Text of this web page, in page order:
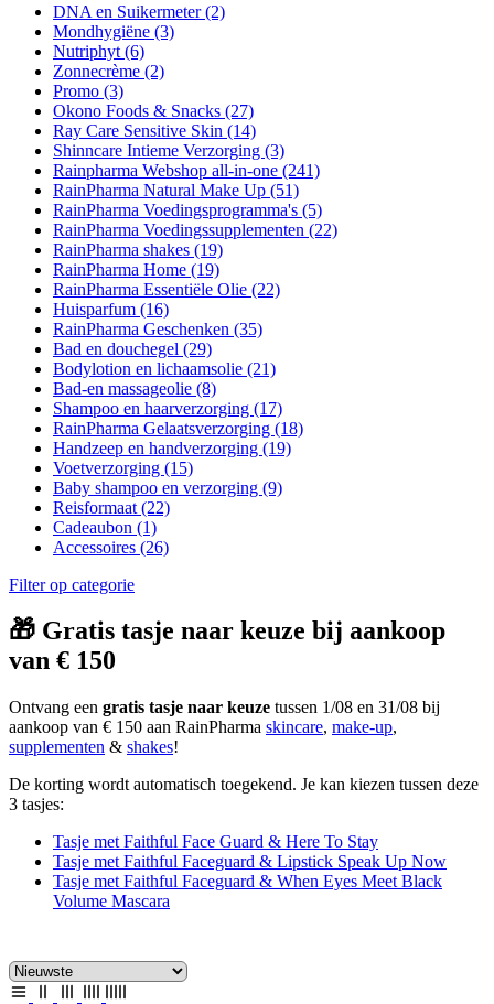
DNA en Suikermeter(2)
Mondhygiëne (3)
Nutriphyt (6)
Zonnecrème (2)
Promo (3)
Okono Foods & Snacks (27)
Ray Care Sensitive Skin (14)
Shinncare Intieme Verzorging (3)
Rainpharma Webshop all-in-one (241)
RainPharma Natural Make Up (51)
RainPharma Voedingsprogramma's (5)
RainPharma Voedingssupplementen (22)
RainPharma shakes (19)
RainPharma Home (19)
RainPharma Essentiële Olie (22)
Huisparfum (16)
RainPharma Geschenken (35)
Bad en douchegel (29)
Bodylotion en lichaamsolie (21)
Bad-en massageolie (8)
Shampoo en haarverzorging (17)
RainPharma Gelaatsverzorging (18)
Handzeep en handverzorging (19)
Voetverzorging (15)
Baby shampoo en verzorging (9)
Reisformaat (22)
Cadeaubon (1)
Accessoires (26)
Filter op categorie
🎁 Gratis tasje naar keuze bij aankoop
van € 150
Ontvang een gratis tasje naar keuze tussen 1/08 en 31/08 bij
aankoop van € 150 aan RainPharma skincare, make-up,
supplementen & shakes!
De korting wordt automatisch toegekend. Je kan kiezen tussen deze
3 tasjes:
Tasje met Faithful Face Guard & Here To Stay
Tasje met Faithful Faceguard & Lipstick Speak Up Now
Tasje met Faithful Faceguard & When Eyes Meet Black
Volume Mascara